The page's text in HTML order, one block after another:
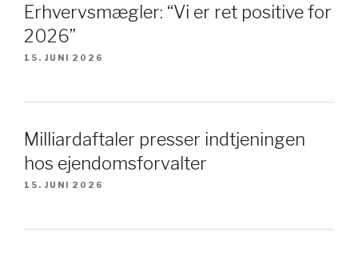
Erhvervsmægler: “Vi er ret positive for
2026”
15. JUNI 2026
Milliardaftaler presser indtjeningen
hos ejendomsforvalter
15. JUNI 2026